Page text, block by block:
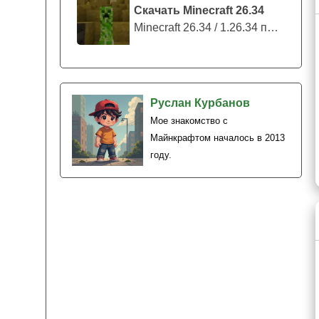
Скачать Minecraft 26.34
Minecraft 26.34 / 1.26.34 представляе...
Руслан Курбанов
Мое знакомство с
Майнкрафтом началось в 2013
году.